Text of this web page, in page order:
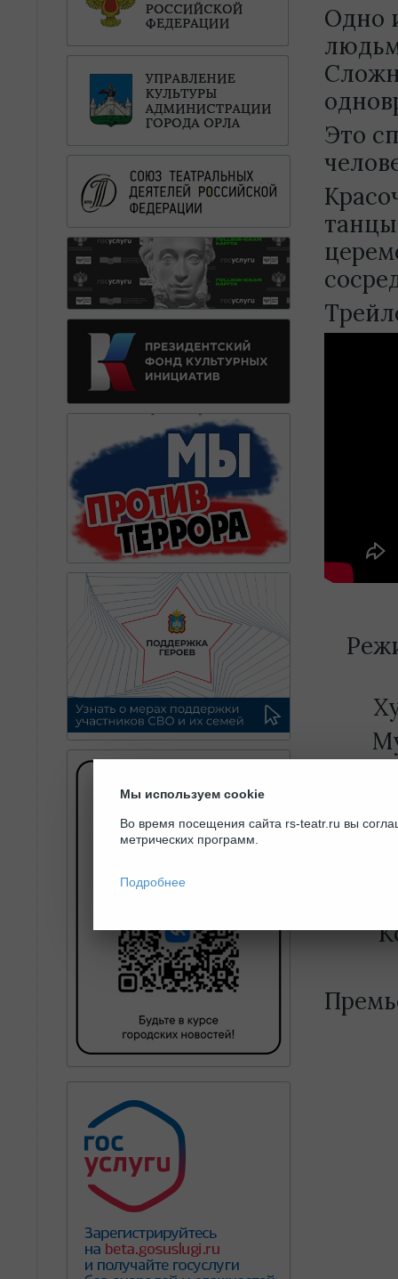
Одно
Это
Мы используем cookie
Во время посещения сайта rs-teatr.ru вы
метрических программ.
Подробнее